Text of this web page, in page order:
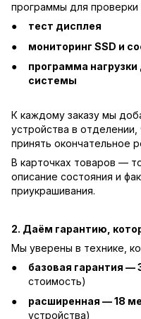
программы для проверки
тест дисплея
мониторинг SSD и
программа
системы
К каждому заказу мы
устройства в
принять окончательное
В карточках товаров —
описание состояния и
приукрашивания.
2. Даём гарантию,
Мы уверены в технике,
базовая гарантия —
стоимость)
расширенная — 18
устройства)